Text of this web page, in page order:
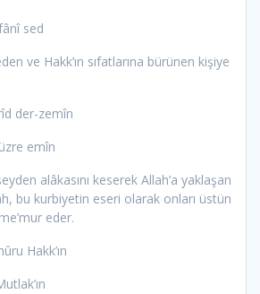
sed
ve Hakk’ın sıfatlarına bürünen kişiye
der-zemîn
emîn
alâkasını keserek Allah’a yaklaşan
bu kurbiyetin eseri olarak onları üstün
eder.
Hakk’ın